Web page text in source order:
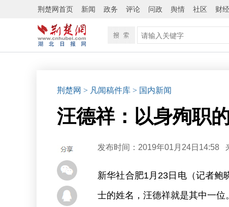
荆楚网首页 新闻 政务 评论 问政 舆情 社区 财经
荆楚网 > 凡闻稿件库 > 国内新闻
汪德祥：以身殉职
发布时间：2019年01月24日14:58
新华社合肥1月23日电（记者鲍
士的姓名，汪德祥就是其中一位。